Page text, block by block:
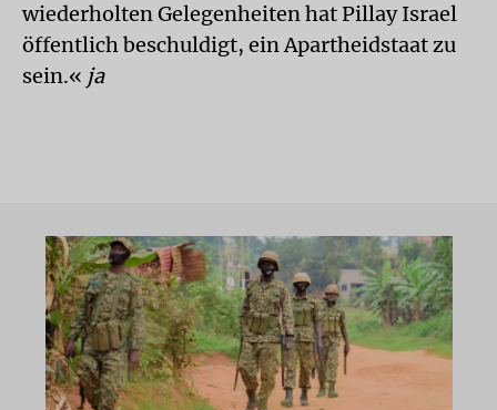
wiederholten Gelegenheiten hat Pillay Israel
öffentlich beschuldigt, ein Apartheidstaat zu
sein.« ja